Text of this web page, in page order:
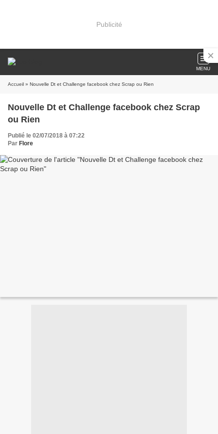
Publicité
MENU
Accueil » Nouvelle Dt et Challenge facebook chez Scrap ou Rien
Nouvelle Dt et Challenge facebook chez Scrap
ou Rien
Publié le 02/07/2018 à 07:22
Par Flore